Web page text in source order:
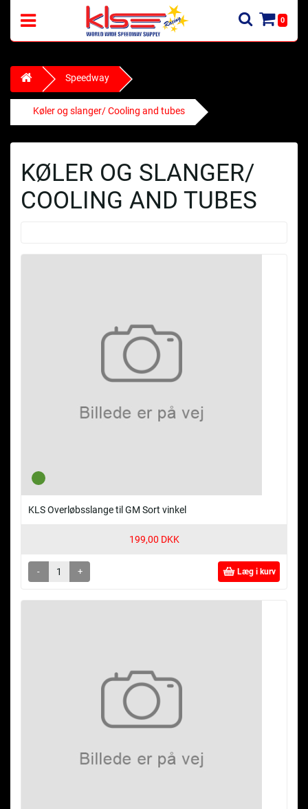
0
Speedway
Køler og slanger/ Cooling and tubes
KØLER OG SLANGER/
COOLING AND TUBES
KLS Overløbsslange til GM Sort vinkel
199,00 DKK
- + Læg i kurv